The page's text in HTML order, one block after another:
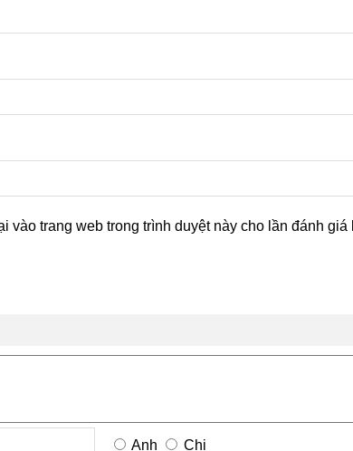
vào trang web trong trình duyệt này cho lần đánh giá
Anh Chị